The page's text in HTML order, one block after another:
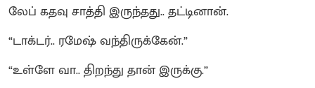
லேப் கதவு சாத்தி இருந்தது.. தட்டினான்.
“டாக்டர்.. ரமேஷ் வந்திருக்கேன்.”
“உள்ளே வா.. திறந்து தான் இருக்கு.”